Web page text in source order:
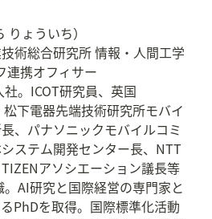
ょういち）
術総合研究所 情報・人間工学
連携オフィサー
。ICOT研究員、英国
下電器先端技術研究所モバイ
、パナソニックモバイルコミ
ステム開発センター長、NTT
アソシエーション議長等
AI研究と国際経営の専門家と
PhDを取得。国際標準化活動